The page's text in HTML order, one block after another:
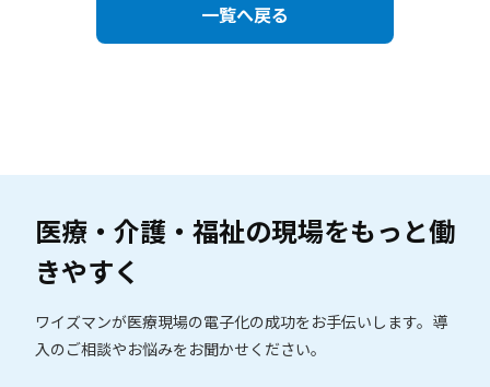
一覧へ戻る
医療・介護・福祉の現場をもっと働
きやすく
ワイズマンが医療現場の電子化の成功をお手伝いします。 導
入のご相談やお悩みをお聞かせください。